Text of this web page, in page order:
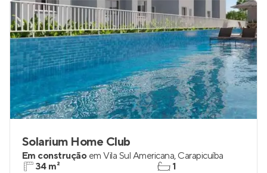
Solarium Home Club
Em construção em Vila Sul Americana, Carapicuíba
34 m²
1